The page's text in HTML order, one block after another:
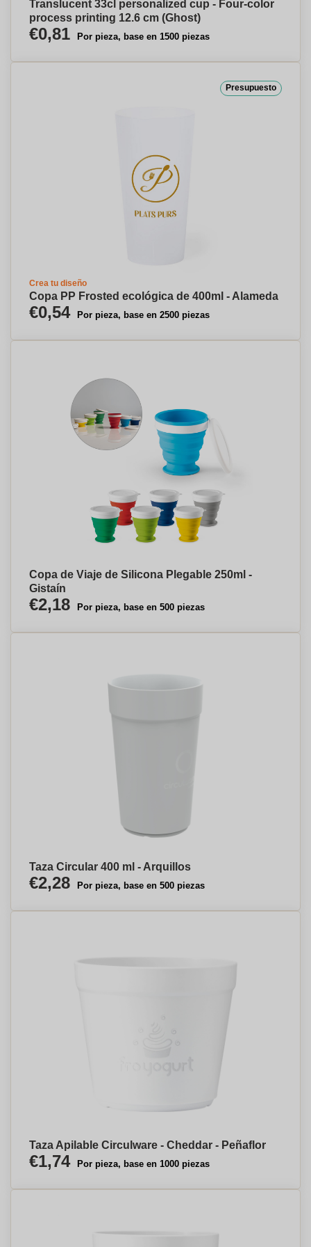
Translucent 33cl personalized cup - Four-color
process printing 12.6 cm (Ghost)
€0,81 Por pieza, base en 1500 piezas
Presupuesto
Crea tu diseño
Copa PP Frosted ecológica de 400ml - Alameda
€0,54 Por pieza, base en 2500 piezas
Copa de Viaje de Silicona Plegable 250ml -
Gistaín
€2,18 Por pieza, base en 500 piezas
Taza Circular 400 ml - Arquillos
€2,28 Por pieza, base en 500 piezas
Taza Apilable Circulware - Cheddar - Peñaflor
€1,74 Por pieza, base en 1000 piezas